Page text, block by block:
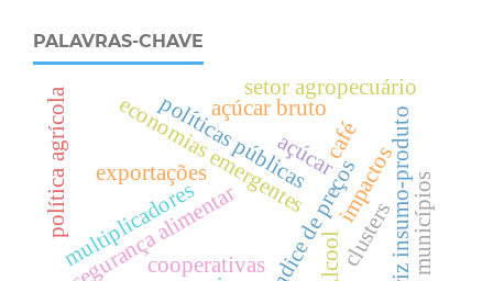
PALAVRAS-CHAVE
economias emergentes
políticas públicas
segurança alimentar Índice de preços
açúcar
Álcool
exportações
cooperativas
impactosmatriz insumo-produto
multiplicadores
setor agropecuário
café
clusters municípios
política agrícola açúcar bruto